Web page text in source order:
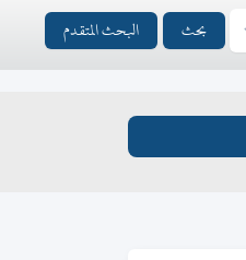
بحث البحث المتقدم